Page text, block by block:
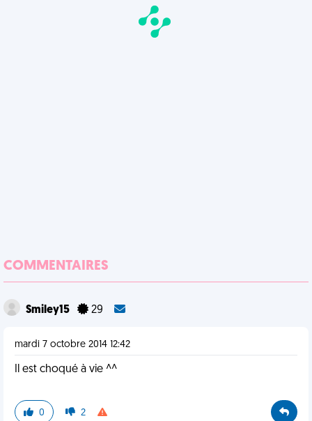
COMMENTAIRES
Smiley15 29
mardi 7 octobre 2014 12:42
Il est choqué à vie ^^
0 2